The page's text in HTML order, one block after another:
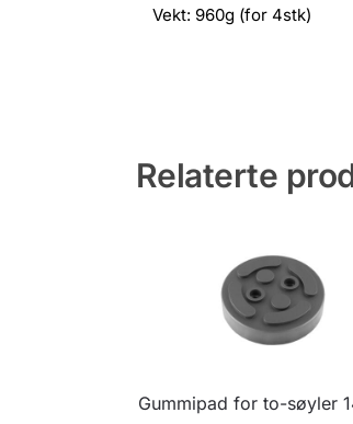
Vekt: 960g (for 4stk)
Relaterte
Gummipad for to-søyler